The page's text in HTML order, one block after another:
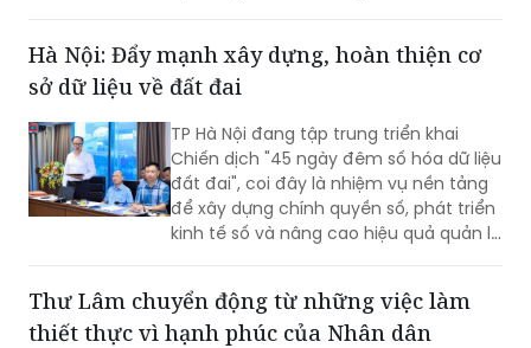
Hà Nội: Đẩy mạnh xây dựng, hoàn thiện cơ
sở dữ liệu về đất đai
TP Hà Nội đang tập trung triển khai
Chiến dịch "45 ngày đêm số hóa dữ liệu
đất đai", coi đây là nhiệm vụ nền tảng
để xây dựng chính quyền số, phát triển
kinh tế số và nâng cao hiệu quả quản lý
Thư Lâm chuyển động từ những việc làm
thiết thực vì hạnh phúc của Nhân dân